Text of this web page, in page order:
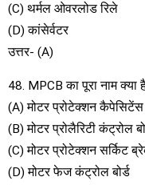
(C) थर्मल ओवरलोड रिले
(D) कांसेर्वटर
उत्तर- (A)
48. MPCB का पूरा नाम क्या
(A) मोटर प्रोटेक्शन
(B) मोटर प्रोलैरिटी कंट्रोल
(C) मोटर प्रोटेक्शन सर्किट
(D) मोटर फेज कंट्रोल बोर्ड